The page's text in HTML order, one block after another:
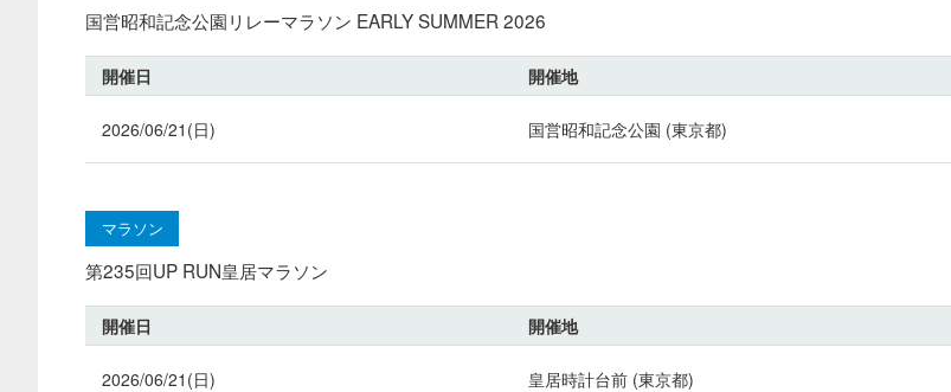
国営昭和記念公園リレーマラソン EARLY SUMMER 2026
開催日 開催地
2026/06/21(日) 国営昭和記念公園 (東京都)
マラソン
第235回UP RUN皇居マラソン
開催日 開催地
2026/06/21(日) 皇居時計台前 (東京都)